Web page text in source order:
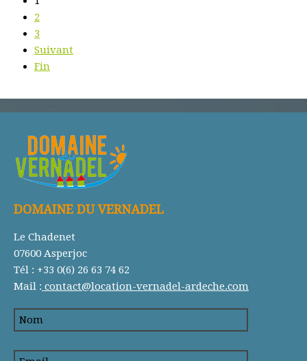
2
3
Suivant
Fin
DOMAINE DU VERNADEL
Le Chadenet
07600 Asperjoc
Tél : +33 0(6) 26 63 74 62
Mail : contact@location-vernadel-ardeche.com